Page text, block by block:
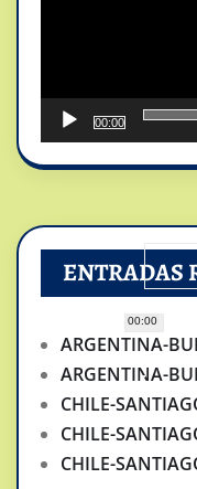
00:00
00:00
ENTRADAS
ARGENTINA-
ARGENTINA-
CHILE-
CHILE-
CHILE-